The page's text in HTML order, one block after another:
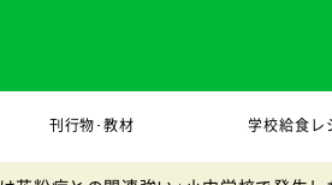
刊行物･教材 学校給食レ